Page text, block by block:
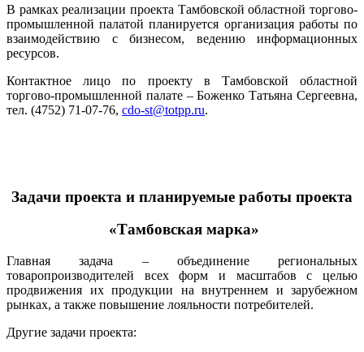
В рамках реализации проекта Тамбовской областной торгово-
промышленной палатой планируется организация работы по
взаимодействию с бизнесом, ведению информационных
ресурсов.
Контактное лицо по проекту в Тамбовской областной
торгово-промышленной палате – Боженко Татьяна Сергеевна,
тел. (4752) 71-07-76, cdo-st@totpp.ru.
Задачи проекта и планируемые работы проекта
«Тамбовская марка»
Главная задача – объединение региональных
товаропроизводителей всех форм и масштабов с целью
продвижения их продукции на внутреннем и зарубежном
рынках, а также повышение лояльности потребителей.
Другие задачи проекта: